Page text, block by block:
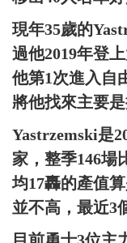
現年35歲的
過他2019年登
他第1次進入自
將他找來主要是
Yastrzemski是
家，整季146場
均17轟的產值
並不高，最近3